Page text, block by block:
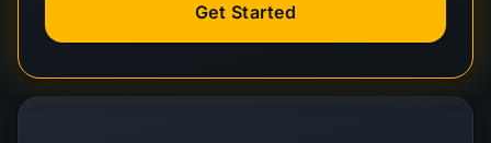
Get Started